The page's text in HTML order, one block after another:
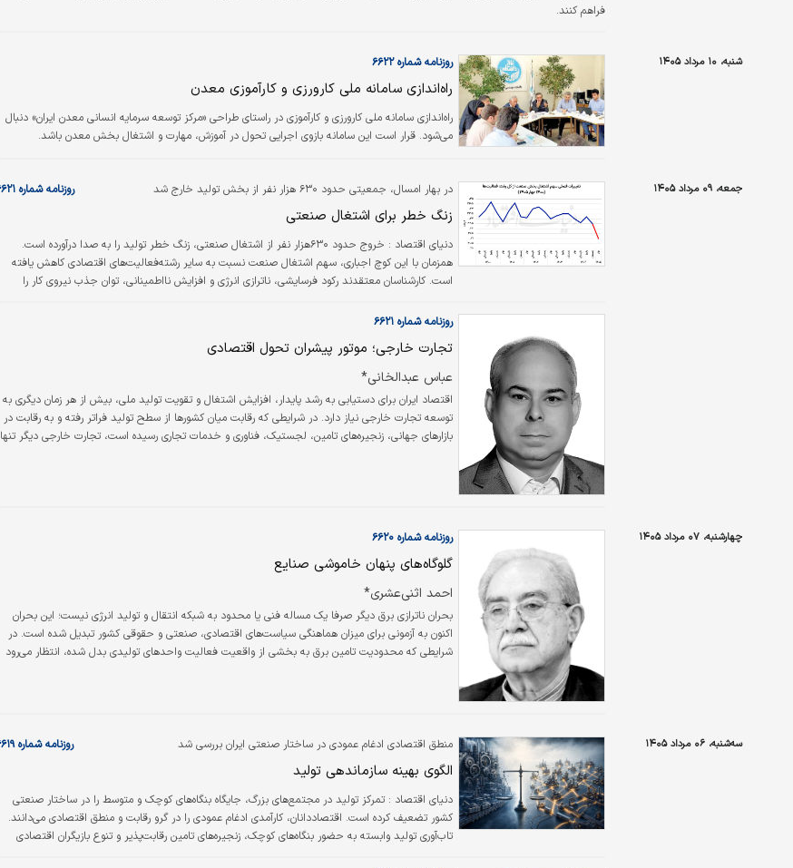
فراهم کنند.
شنبه، ۱۰ مرداد ۱۴۰۵ روزنامه شماره ۶۶۲۲
راه‌اندازی سامانه ملی کارورزی و کارآموزی معدن
راه‌اندازی سامانه ملی کارورزی و کارآموزی در راستای طراحی «مرکز توسعه سرمایه انسانی معدن ایران» دنبال
می‌شود. قرار است این سامانه بازوی اجرایی تحول در آموزش، مهارت و اشتغال بخش معدن باشد.
جمعه، ۰۹ مرداد ۱۴۰۵ در بهار امسال، جمعیتی حدود ۶۳۰ هزار نفر از بخش تولید خارج شد روزنامه شماره ۶۶۲۱
زنگ خطر برای اشتغال صنعتی
دنیای اقتصاد :
خروج حدود ۶۳۰هزار نفر از اشتغال صنعتی، زنگ خطر تولید را به صدا درآورده است.
همزمان با این کوچ اجباری، سهم اشتغال صنعت نسبت به سایر رشته‌فعالیت‌های اقتصادی کاهش یافته
است. کارشناسان معتقدند رکود فرسایشی، ناترازی انرژی و افزایش نااطمینانی، توان جذب نیروی کار را
روزنامه شماره ۶۶۲۱
تجارت خارجی؛ موتور پیشران تحول اقتصادی
عباس عبدالخانی*
اقتصاد ایران برای دستیابی به رشد پایدار، افزایش اشتغال و تقویت تولید ملی، بیش از هر زمان دیگری به
توسعه تجارت خارجی نیاز دارد. در شرایطی که رقابت میان کشورها از سطح تولید فراتر رفته و به رقابت در
بازارهای جهانی، زنجیره‌های تامین، لجستیک، فناوری و خدمات تجاری رسیده است، تجارت خارجی دیگر تنها
چهارشنبه، ۰۷ مرداد ۱۴۰۵ روزنامه شماره ۶۶۲۰
گلوگاه‌های پنهان خاموشی صنایع
احمد اثنی‌عشری*
بحران ناترازی برق دیگر صرفا یک مساله فنی یا محدود به شبکه انتقال و تولید انرژی نیست؛ این بحران
اکنون به آزمونی برای میزان هماهنگی سیاست‌های اقتصادی، صنعتی و حقوقی کشور تبدیل شده است. در
شرایطی که محدودیت تامین برق به بخشی از واقعیت فعالیت واحدهای تولیدی بدل شده، انتظار می‌رود
سه‌شنبه، ۰۶ مرداد ۱۴۰۵ منطق اقتصادی ادغام عمودی در ساختار صنعتی ایران بررسی شد روزنامه شماره ۶۶۱۹
الگوی بهینه سازماندهی تولید
دنیای اقتصاد : تمرکز تولید در مجتمع‌های بزرگ، جایگاه بنگاه‌های کوچک و متوسط را در ساختار صنعتی
کشور تضعیف کرده است. اقتصاددانان، کارآمدی ادغام عمودی را در گرو رقابت و منطق اقتصادی می‌دانند.
تاب‌آوری تولید وابسته به حضور بنگاه‌های کوچک، زنجیره‌های تامین رقابت‌پذیر و تنوع بازیگران اقتصادی